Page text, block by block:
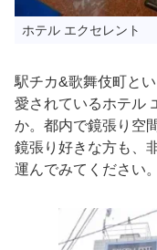
ホテル エクセレント
駅チカ&歌舞伎町と
愛されているホテル
か。都内で鏡張り空
鏡張り好きな方も、
運んでみてください